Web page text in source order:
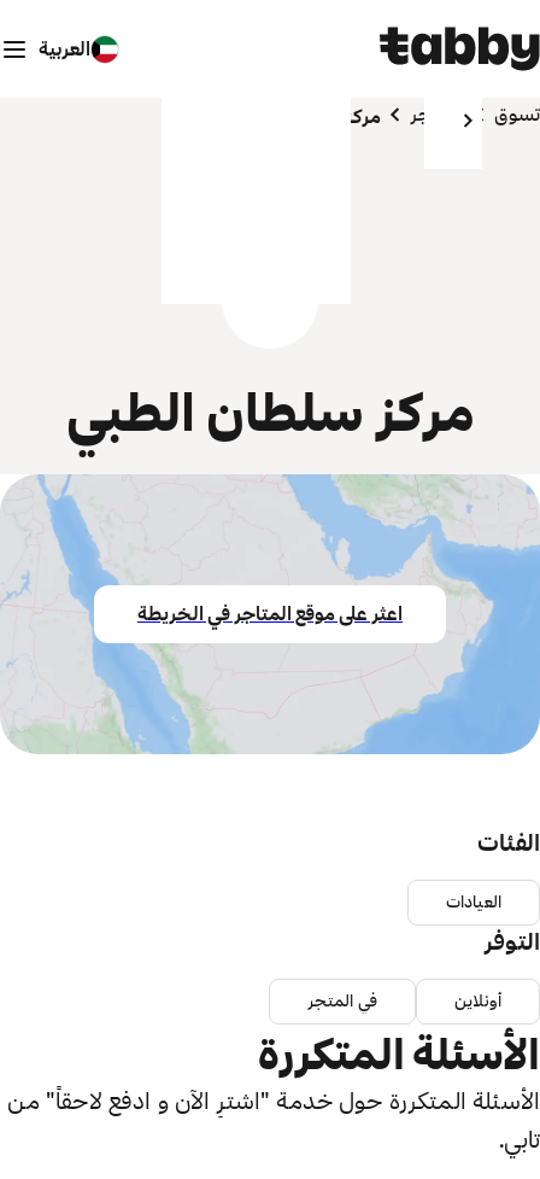
العربية
تسوق المتاجر مركز سلطان الطبي
مركز سلطان الطبي
اعثر على موقع المتاجر في الخريطة
الفئات
العيادات
التوفر
أونلاين في المتجر
الأسئلة المتكررة
الأسئلة المتكررة حول خدمة "اشترِ الآن و ادفع لاحقاً" من
تابي.